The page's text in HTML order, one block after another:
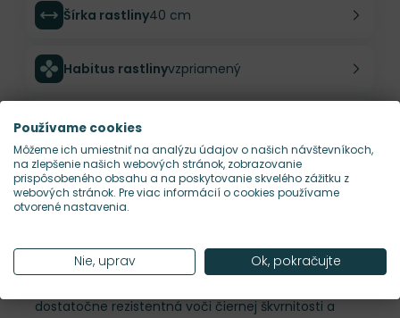
Šírka rastliny40 cm
Habitus rastlinyvzpriamený
Hustota výsadby
Nároky na slnkoS, P
Rosa 'Walzertraum' - žiarivá cyklámenová ruža s
dostatočne rezistentná voči čiernej škvrnitosti a
Používame cookies
Môžeme ich umiestniť na analýzu údajov o našich návštevníkoch,
na zlepšenie našich webových stránok, zobrazovanie
prispôsobeného obsahu a na poskytovanie skvelého zážitku z
webových stránok. Pre viac informácií o cookies používame
otvorené nastavenia.
Nie, uprav Ok, pokračujte